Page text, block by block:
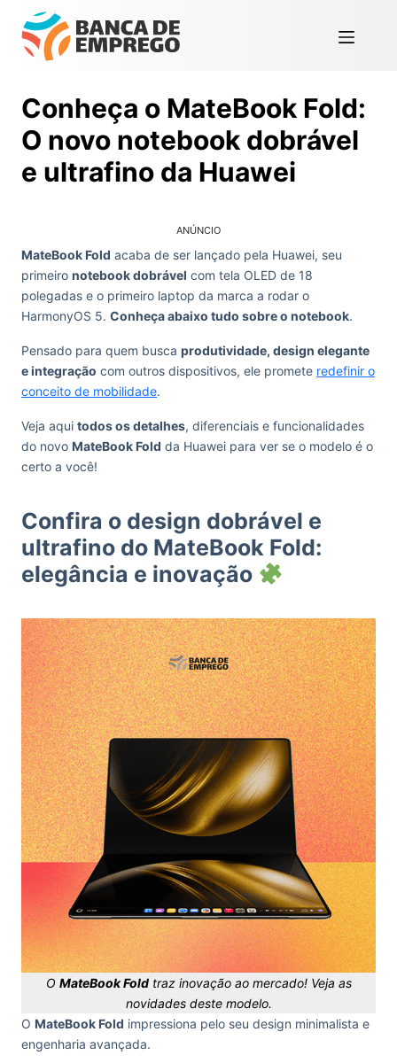
Conheça o MateBook Fold:
O novo notebook dobrável
e ultrafino da Huawei
ANÚNCIO
MateBook Fold acaba de ser lançado pela Huawei, seu
primeiro notebook dobrável com tela OLED de 18
polegadas e o primeiro laptop da marca a rodar o
HarmonyOS 5. Conheça abaixo tudo sobre o notebook.
Pensado para quem busca produtividade, design elegante
e integração com outros dispositivos, ele promete redefinir o
conceito de mobilidade.
Veja aqui todos os detalhes, diferenciais e funcionalidades
do novo MateBook Fold da Huawei para ver se o modelo é o
certo a você!
Confira o design dobrável e
ultrafino do MateBook Fold:
elegância e inovação
O MateBook Foldtraz inovação ao mercado! Veja as
novidades deste modelo.
O MateBook Fold impressiona pelo seu design minimalista e
engenharia avançada.